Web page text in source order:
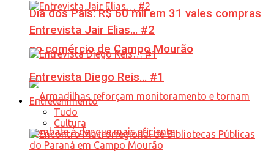
Dia dos Pais: R$ 60 mil em 31 vales compras
no comércio de Campo Mourão
Entrevista Jair Elias… #2
Entrevista Diego Reis… #1
Entretenimento
Tudo
Cultura